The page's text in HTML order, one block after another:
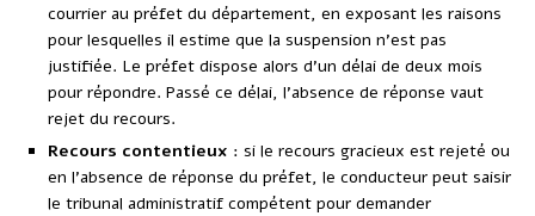
courrier au préfet du département, en exposant les raisons
pour lesquelles il estime que la suspension n’est pas
justifiée. Le préfet dispose alors d’un délai de deux mois
pour répondre. Passé ce délai, l’absence de réponse vaut
rejet du recours.
Recours contentieux : si le recours gracieux est rejeté ou
en l’absence de réponse du préfet, le conducteur peut saisir
le tribunal administratif compétent pour demander